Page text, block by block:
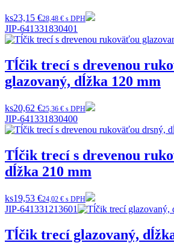
ks23,15 €28,48 € s DPH
JIP-641331830401
Tĺčik trecí s drevenou
glazovaný, dĺžka 120 mm
ks20,62 €25,36 € s DPH
JIP-641331830400
Tĺčik trecí s drevenou
dĺžka 210 mm
ks19,53 €24,02 € s DPH
JIP-641331213601
Tĺčik trecí glazovaný,